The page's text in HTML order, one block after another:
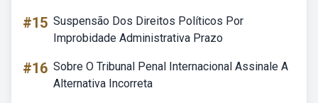
#15 Suspensão Dos Direitos Políticos Por
Improbidade Administrativa Prazo
#16 Sobre O Tribunal Penal Internacional Assinale A
Alternativa Incorreta